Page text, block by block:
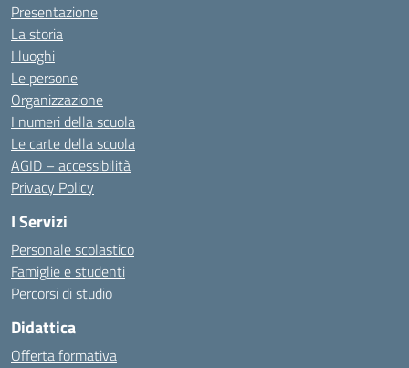
Presentazione
La storia
I luoghi
Le persone
Organizzazione
I numeri della scuola
Le carte della scuola
AGID – accessibilità
Privacy Policy
I Servizi
Personale scolastico
Famiglie e studenti
Percorsi di studio
Didattica
Offerta formativa